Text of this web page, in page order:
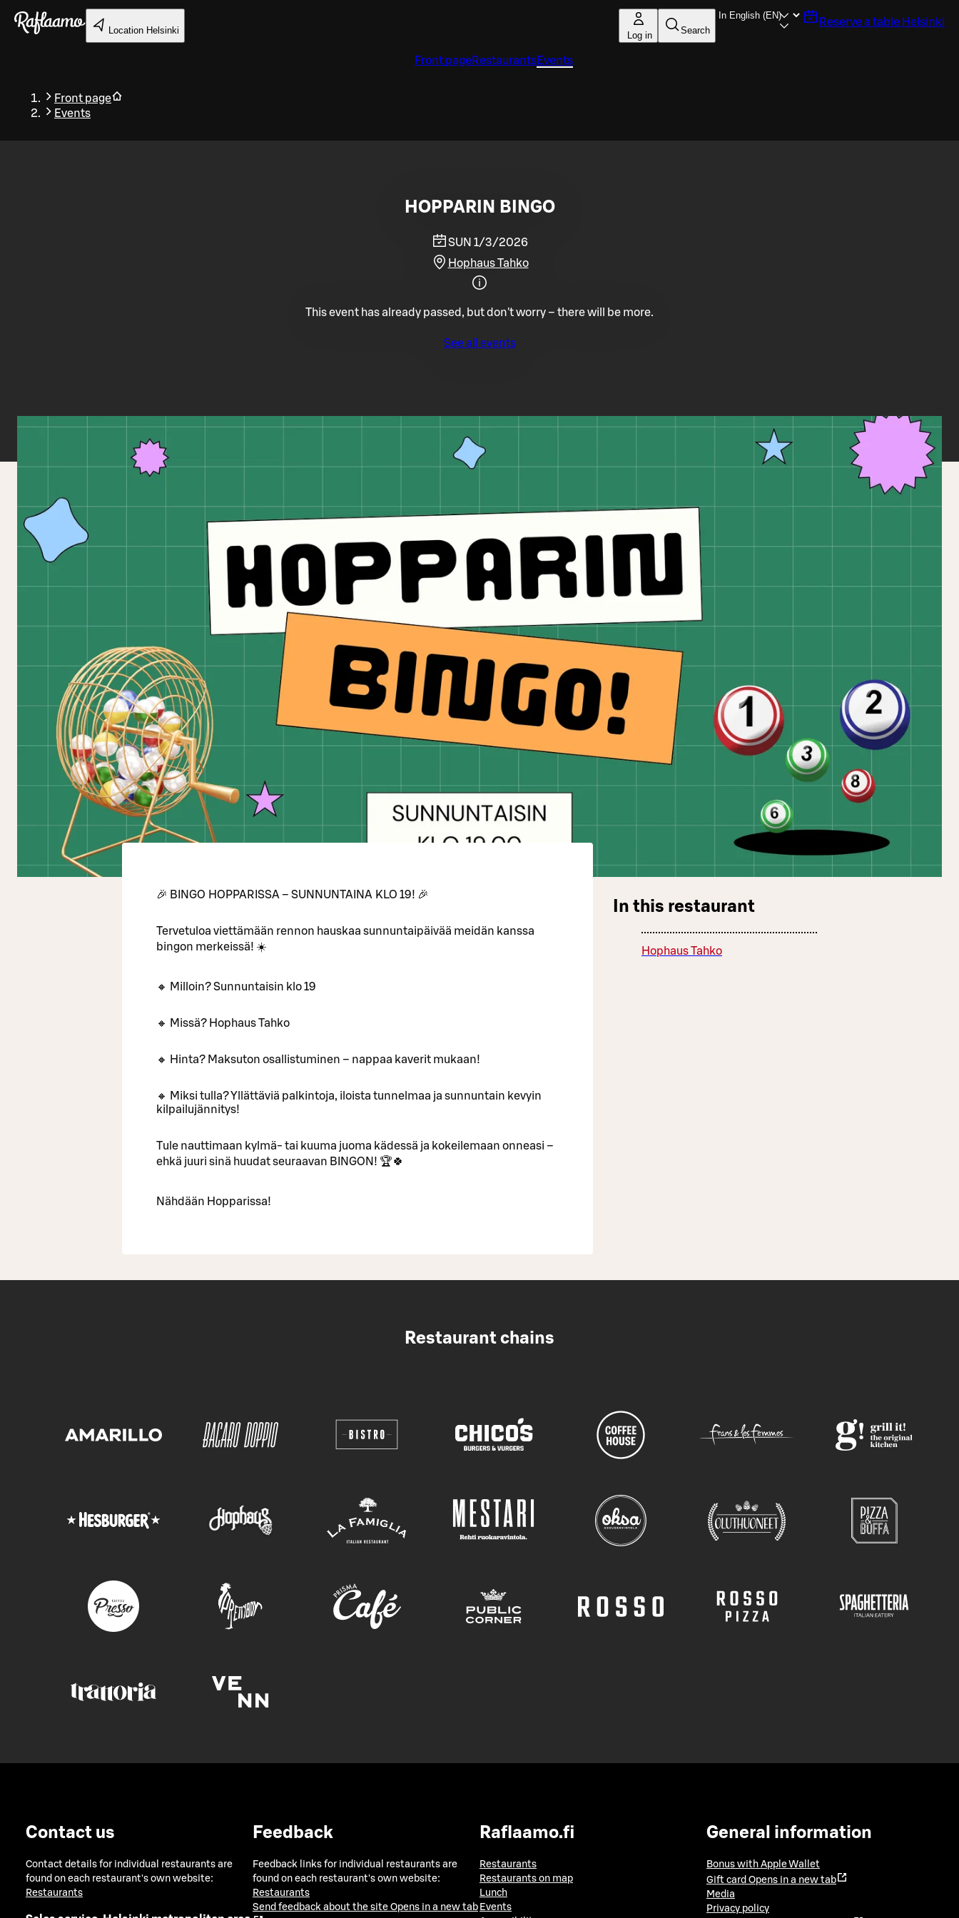
Skip to main content
Location Helsinki Log in Search
Reserve a table Helsinki
Front pageRestaurantsEvents
Front page
Events
Back
HOPPARIN BINGO
SUN 1/3/2026
Hophaus Tahko
This event has already passed, but don't worry – there will be more.
See all events
🎉 BINGO HOPPARISSA – SUNNUNTAINA KLO 19! 🎉
Tervetuloa viettämään rennon hauskaa sunnuntaipäivää meidän kanssa
bingon merkeissä! ☀️
🔸 Milloin? Sunnuntaisin klo 19
🔸 Missä? Hophaus Tahko
🔸 Hinta? Maksuton osallistuminen – nappaa kaverit mukaan!
🔸 Miksi tulla? Yllättäviä palkintoja, iloista tunnelmaa ja sunnuntain kevyin
kilpailujännitys!
Tule nauttimaan kylmä- tai kuuma juoma kädessä ja kokeilemaan onneasi –
ehkä juuri sinä huudat seuraavan BINGON! 🏆🍀
Nähdään Hopparissa!
In this restaurant
Hophaus Tahko
Restaurant chains
Contact us
Contact details for individual restaurants are
found on each restaurant's own website:
Restaurants
Feedback
Feedback links for individual restaurants are
found on each restaurant's own website:
Restaurants
Send feedback about the site Opens in a new tab
Raflaamo.fi
Restaurants
Restaurants on map
Lunch
Events
General information
Bonus with Apple Wallet
Gift card Opens in a new tab
Media
Privacy policy